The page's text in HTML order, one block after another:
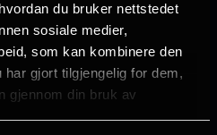
du bruker nettstedet
sosiale medier,
som kan kombinere den
gjort tilgjengelig for dem,
gjennom din bruk av
Man